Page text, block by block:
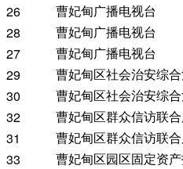
26
曹妃甸广播电视台
28
曹妃甸广播电视台
27
曹妃甸广播电视台
29
曹妃甸区社会治安综
30
曹妃甸区社会治安综
32
曹妃甸区群众信访联
31
曹妃甸区群众信访联
33
曹妃甸区园区固定资